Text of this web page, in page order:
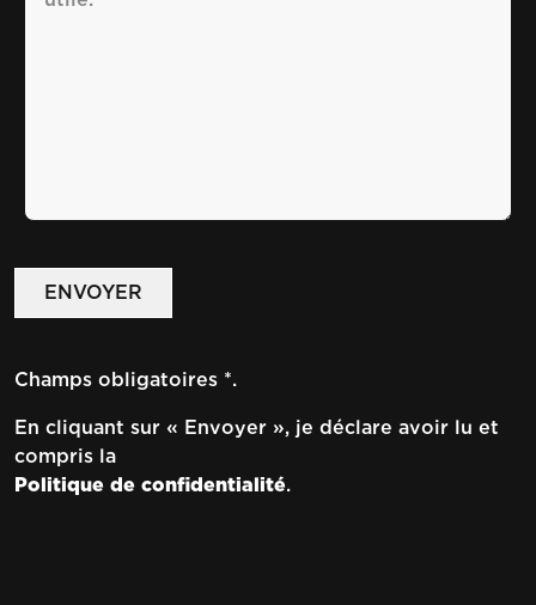
Champs obligatoires *.
En cliquant sur « Envoyer », je déclare avoir lu et
compris la
Politique de confidentialité.